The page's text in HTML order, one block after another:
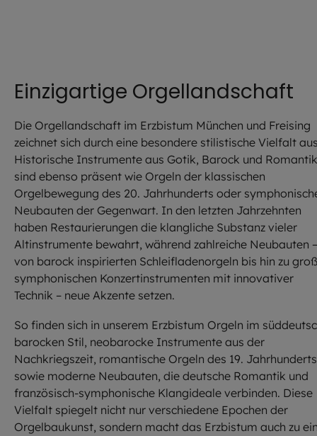
Einzigartige Orgellandschaft
Die Orgellandschaft im Erzbistum München und Freising
zeichnet sich durch eine besondere stilistische Vielfalt
Historische Instrumente aus Gotik, Barock und Romantik
sind ebenso präsent wie Orgeln der klassischen
Orgelbewegung des 20. Jahrhunderts oder
Neubauten der Gegenwart. In den letzten Jahrzehnten
haben Restaurierungen die klangliche Substanz vieler
Altinstrumente bewahrt, während zahlreiche Neubauten –
von barock inspirierten Schleifladenorgeln bis hin zu
symphonischen Konzertinstrumenten mit innovativer
Technik – neue Akzente setzen.
So finden sich in unserem Erzbistum Orgeln im
barocken Stil, neobarocke Instrumente aus der
Nachkriegszeit, romantische Orgeln des 19. Jahrhunderts
sowie moderne Neubauten, die deutsche Romantik und
französisch-symphonische Klangideale verbinden. Diese
Vielfalt spiegelt nicht nur verschiedene Epochen der
Orgelbaukunst, sondern macht das Erzbistum auch zu